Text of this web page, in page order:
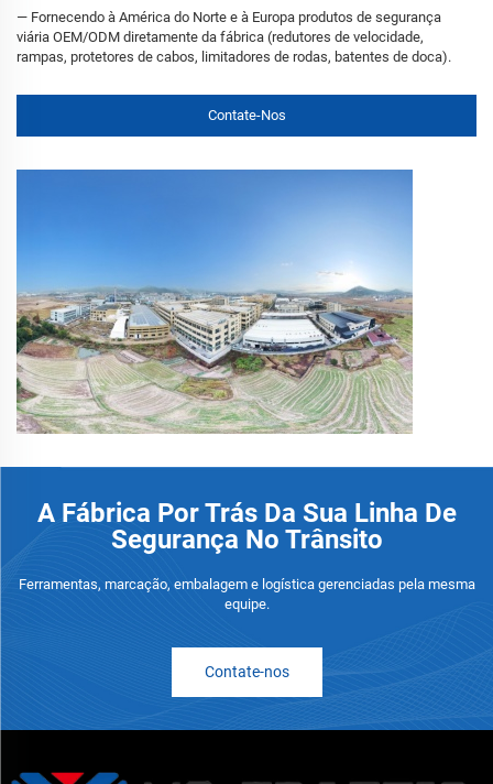
— Fornecendo à América do Norte e à Europa produtos de segurança
viária OEM/ODM diretamente da fábrica (redutores de velocidade,
rampas, protetores de cabos, limitadores de rodas, batentes de doca).
Contate-Nos
A Fábrica Por Trás Da Sua Linha De
Segurança No Trânsito
Ferramentas, marcação, embalagem e logística gerenciadas pela mesma
equipe.
Contate-nos